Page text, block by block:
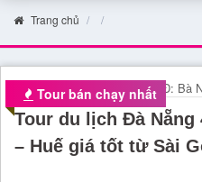
Trang chủ
Tour bán chạy nhất
Tour du lịch Đà Nẵng
– Huế giá tốt từ Sài